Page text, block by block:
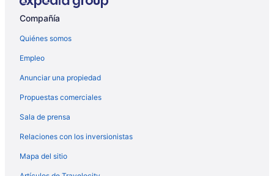
Compañía
Quiénes somos
Empleo
Anunciar una propiedad
Propuestas comerciales
Sala de prensa
Relaciones con los inversionistas
Mapa del sitio